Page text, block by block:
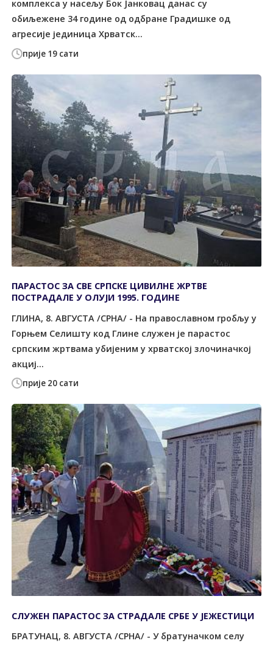
прије 19 сати
комплекса у насељу Бок Јанковац данас су
обиљежене 34 године од одбране Градишке од
агресије јединица Хрватск...
прије 20 сати
ПАРАСТОС ЗА СВЕ СРПСКЕ ЦИВИЛНЕ ЖРТВЕ
ПОСТРАДАЛЕ У ОЛУЈИ 1995. ГОДИНЕ
ГЛИНА, 8. АВГУСTА /СРНА/ - На православном гробљу у
Горњем Селишту код Глине служен је парастос
српским жртвама убијеним у хрватској злочиначкој
акциј...
СЛУЖЕН ПАРАСТОС ЗА СТРАДАЛЕ СРБЕ У ЈЕЖЕСТИЦИ
БРАТУНАЦ, 8. АВГУСТА /СРНА/ - У братуначком селу